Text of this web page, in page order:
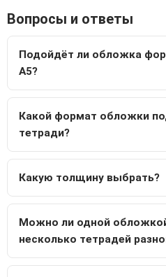
Вопросы и ответы
Подойдёт ли обложка
А5?
Какой формат обложки
тетради?
Какую толщину выбрать?
Можно ли одной
несколько тетрадей